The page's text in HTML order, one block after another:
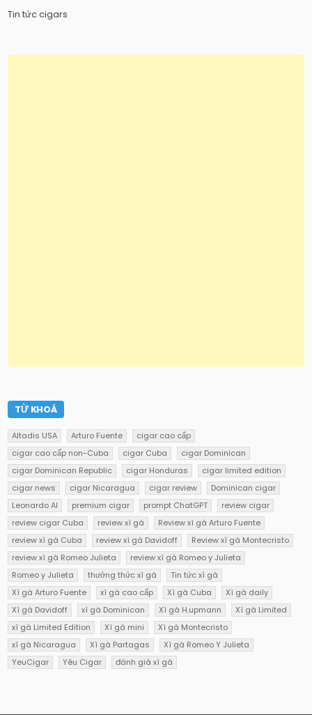
Tin tức cigars
TỪ KHOÁ
Altadis USA Arturo Fuente
cigar cao cấp
cigar cao cấp non-Cuba
cigar Cuba
cigar Dominican
cigar Dominican Republic
cigar Honduras
cigar limited edition
cigar news
cigar Nicaragua cigar review
Dominican cigar
Leonardo AI
premium cigar prompt ChatGPT
review cigar
review cigar Cuba
review xì gà
Review xì gà Arturo Fuente
review xì gà Cuba
review xì gà Davidoff
Review xì gà Montecristo
review xì gà Romeo Julieta
review xì gà Romeo y Julieta
Romeo y Julieta
thưởng thức xì gà
Tin tức xì gà
Xì gà Arturo Fuente
xì gà cao cấp Xì gà Cuba
Xì gà daily
Xì gà Davidoff
xì gà Dominican Xì gà H.upmann
Xì gà Limited
xì gà Limited Edition
Xì gà mini
Xì gà Montecristo
xì gà Nicaragua
Xì gà Partagas
Xì gà Romeo Y Julieta
YeuCigar
Yêu Cigar đánh giá xì gà